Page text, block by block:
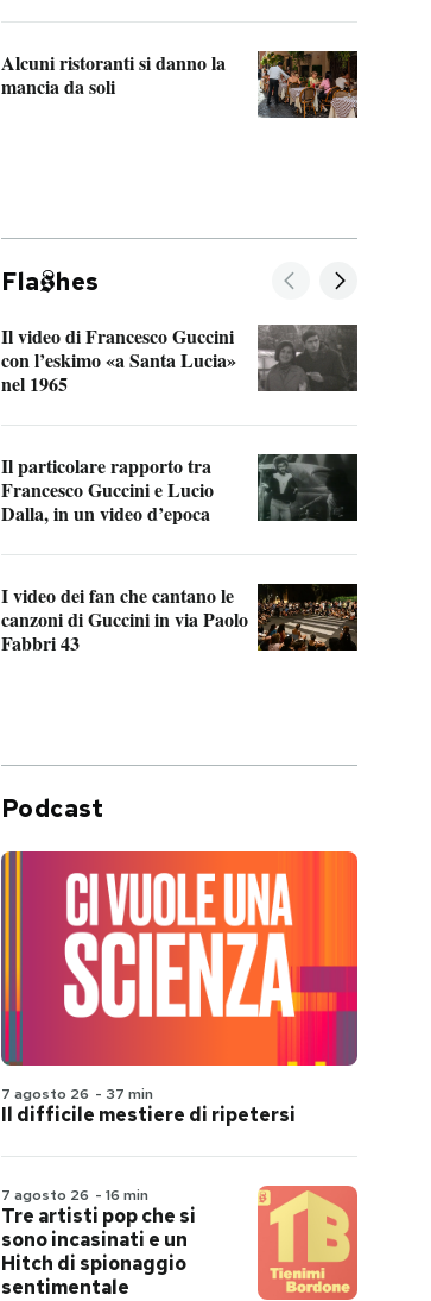
Alcuni ristoranti si danno la
mancia da soli
Fla hes
Il video di Francesco Guccini
con l’eskimo «a Santa Lucia»
nel 1965
Il particolare rapporto tra
Francesco Guccini e Lucio
Dalla, in un video d’epoca
I video dei fan che cantano le
canzoni di Guccini in via Paolo
Fabbri 43
Podcast
7 agosto 26 - 37 min
Il difficile mestiere di ripetersi
7 agosto 26 - 16 min
Tre artisti pop che si
sono incasinati e un
Hitch di spionaggio
sentimentale